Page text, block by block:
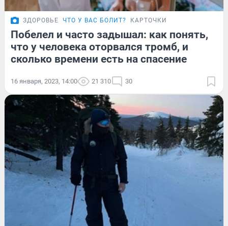
ЗДОРОВЬЕ ЧТО У ВАС БОЛИТ? КАРТОЧКИ
Побелел и часто задышал: как понять,
что у человека оторвался тромб, и
сколько времени есть на спасение
16 января, 2023, 14:00 21 310 30